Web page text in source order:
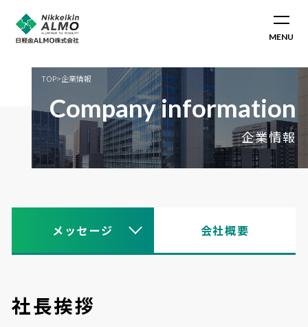
MENU
Company information
企業情報
TOP>企業情報
メッセージ 会社概要
社長挨拶